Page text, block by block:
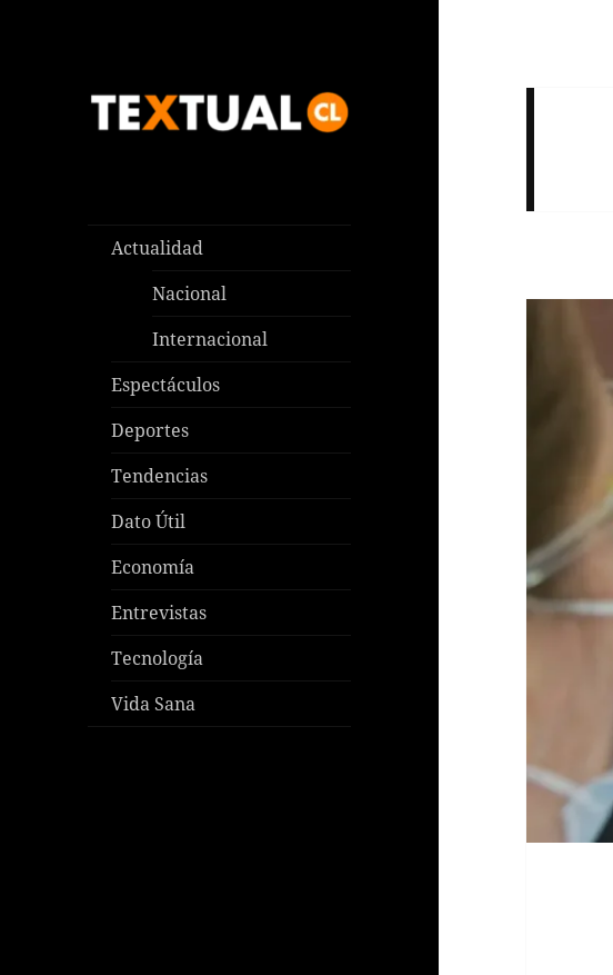
Actualidad
Nacional
Internacional
Espectáculos
Deportes
Tendencias
Dato Útil
Economía
Entrevistas
Tecnología
Vida Sana